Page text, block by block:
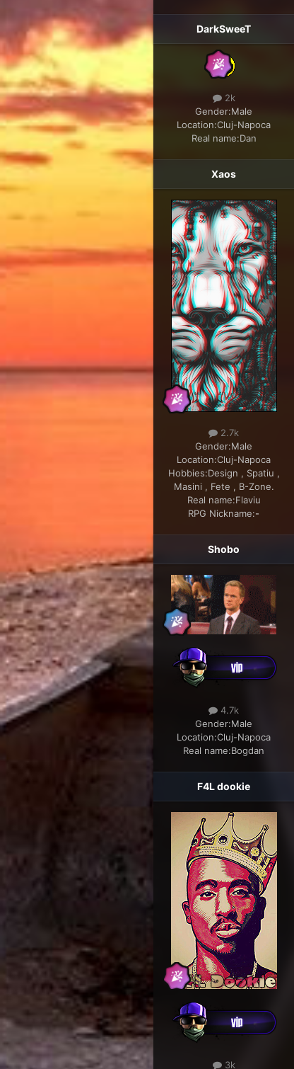
DarkSweeT
2k
Gender:Male
Location:Cluj-Napoca
Real name:Dan
Xaos
2.7k
Gender:Male
Location:Cluj-Napoca
Hobbies:Design , Spatiu ,
Masini , Fete , B-Zone.
Real name:Flaviu
RPG Nickname:-
Shobo
4.7k
Gender:Male
Location:Cluj-Napoca
Real name:Bogdan
F4L dookie
3k